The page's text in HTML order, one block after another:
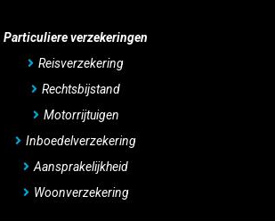
Particuliere verzekeringen
Reisverzekering
Rechtsbijstand
Motorrijtuigen
Inboedelverzekering
Aansprakelijkheid
Woonverzekering